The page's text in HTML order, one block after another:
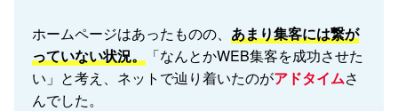
ホームページはあったものの、 あまり集客には繋が
っていない状況。 「なんとかWEB集客を成功させた
い」と考え、ネットで辿り着いたのがアドタイムさ
んでした。